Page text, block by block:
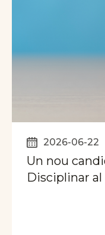
2026-06-22
Un nou
Disciplinar